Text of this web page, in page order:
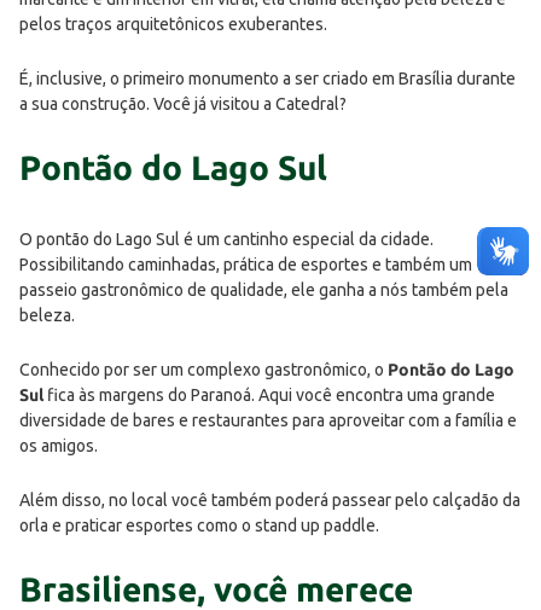
pelos traços arquitetônicos exuberantes.
É, inclusive, o primeiro monumento a ser criado em Brasília durante
a sua construção. Você já visitou a Catedral?
Pontão do Lago Sul
O pontão do Lago Sul é um cantinho especial da cidade.
Possibilitando caminhadas, prática de esportes e também um
passeio gastronômico de qualidade, ele ganha a nós também pela
beleza.
Conhecido por ser um complexo gastronômico, o Pontão do Lago
Sul fica às margens do Paranoá. Aqui você encontra uma grande
diversidade de bares e restaurantes para aproveitar com a família e
os amigos.
Além disso, no local você também poderá passear pelo calçadão da
orla e praticar esportes como o stand up paddle.
Brasiliense, você merece